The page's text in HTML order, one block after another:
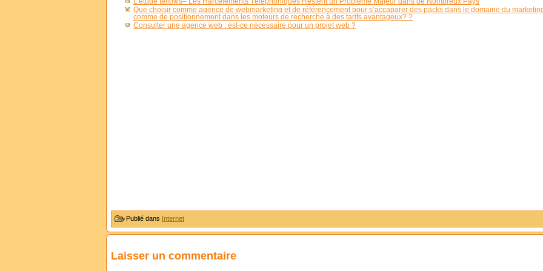
Que choisir comme agence de webmarketing et de référencement pour s’accaparer des packs dans le domaine du
comme de positionnement dans les moteurs de recherche à des tarifs avantageux? ?
Consulter une agence web : est-ce nécessaire pour un projet web ?
Publié dans Internet
Laisser un commentaire